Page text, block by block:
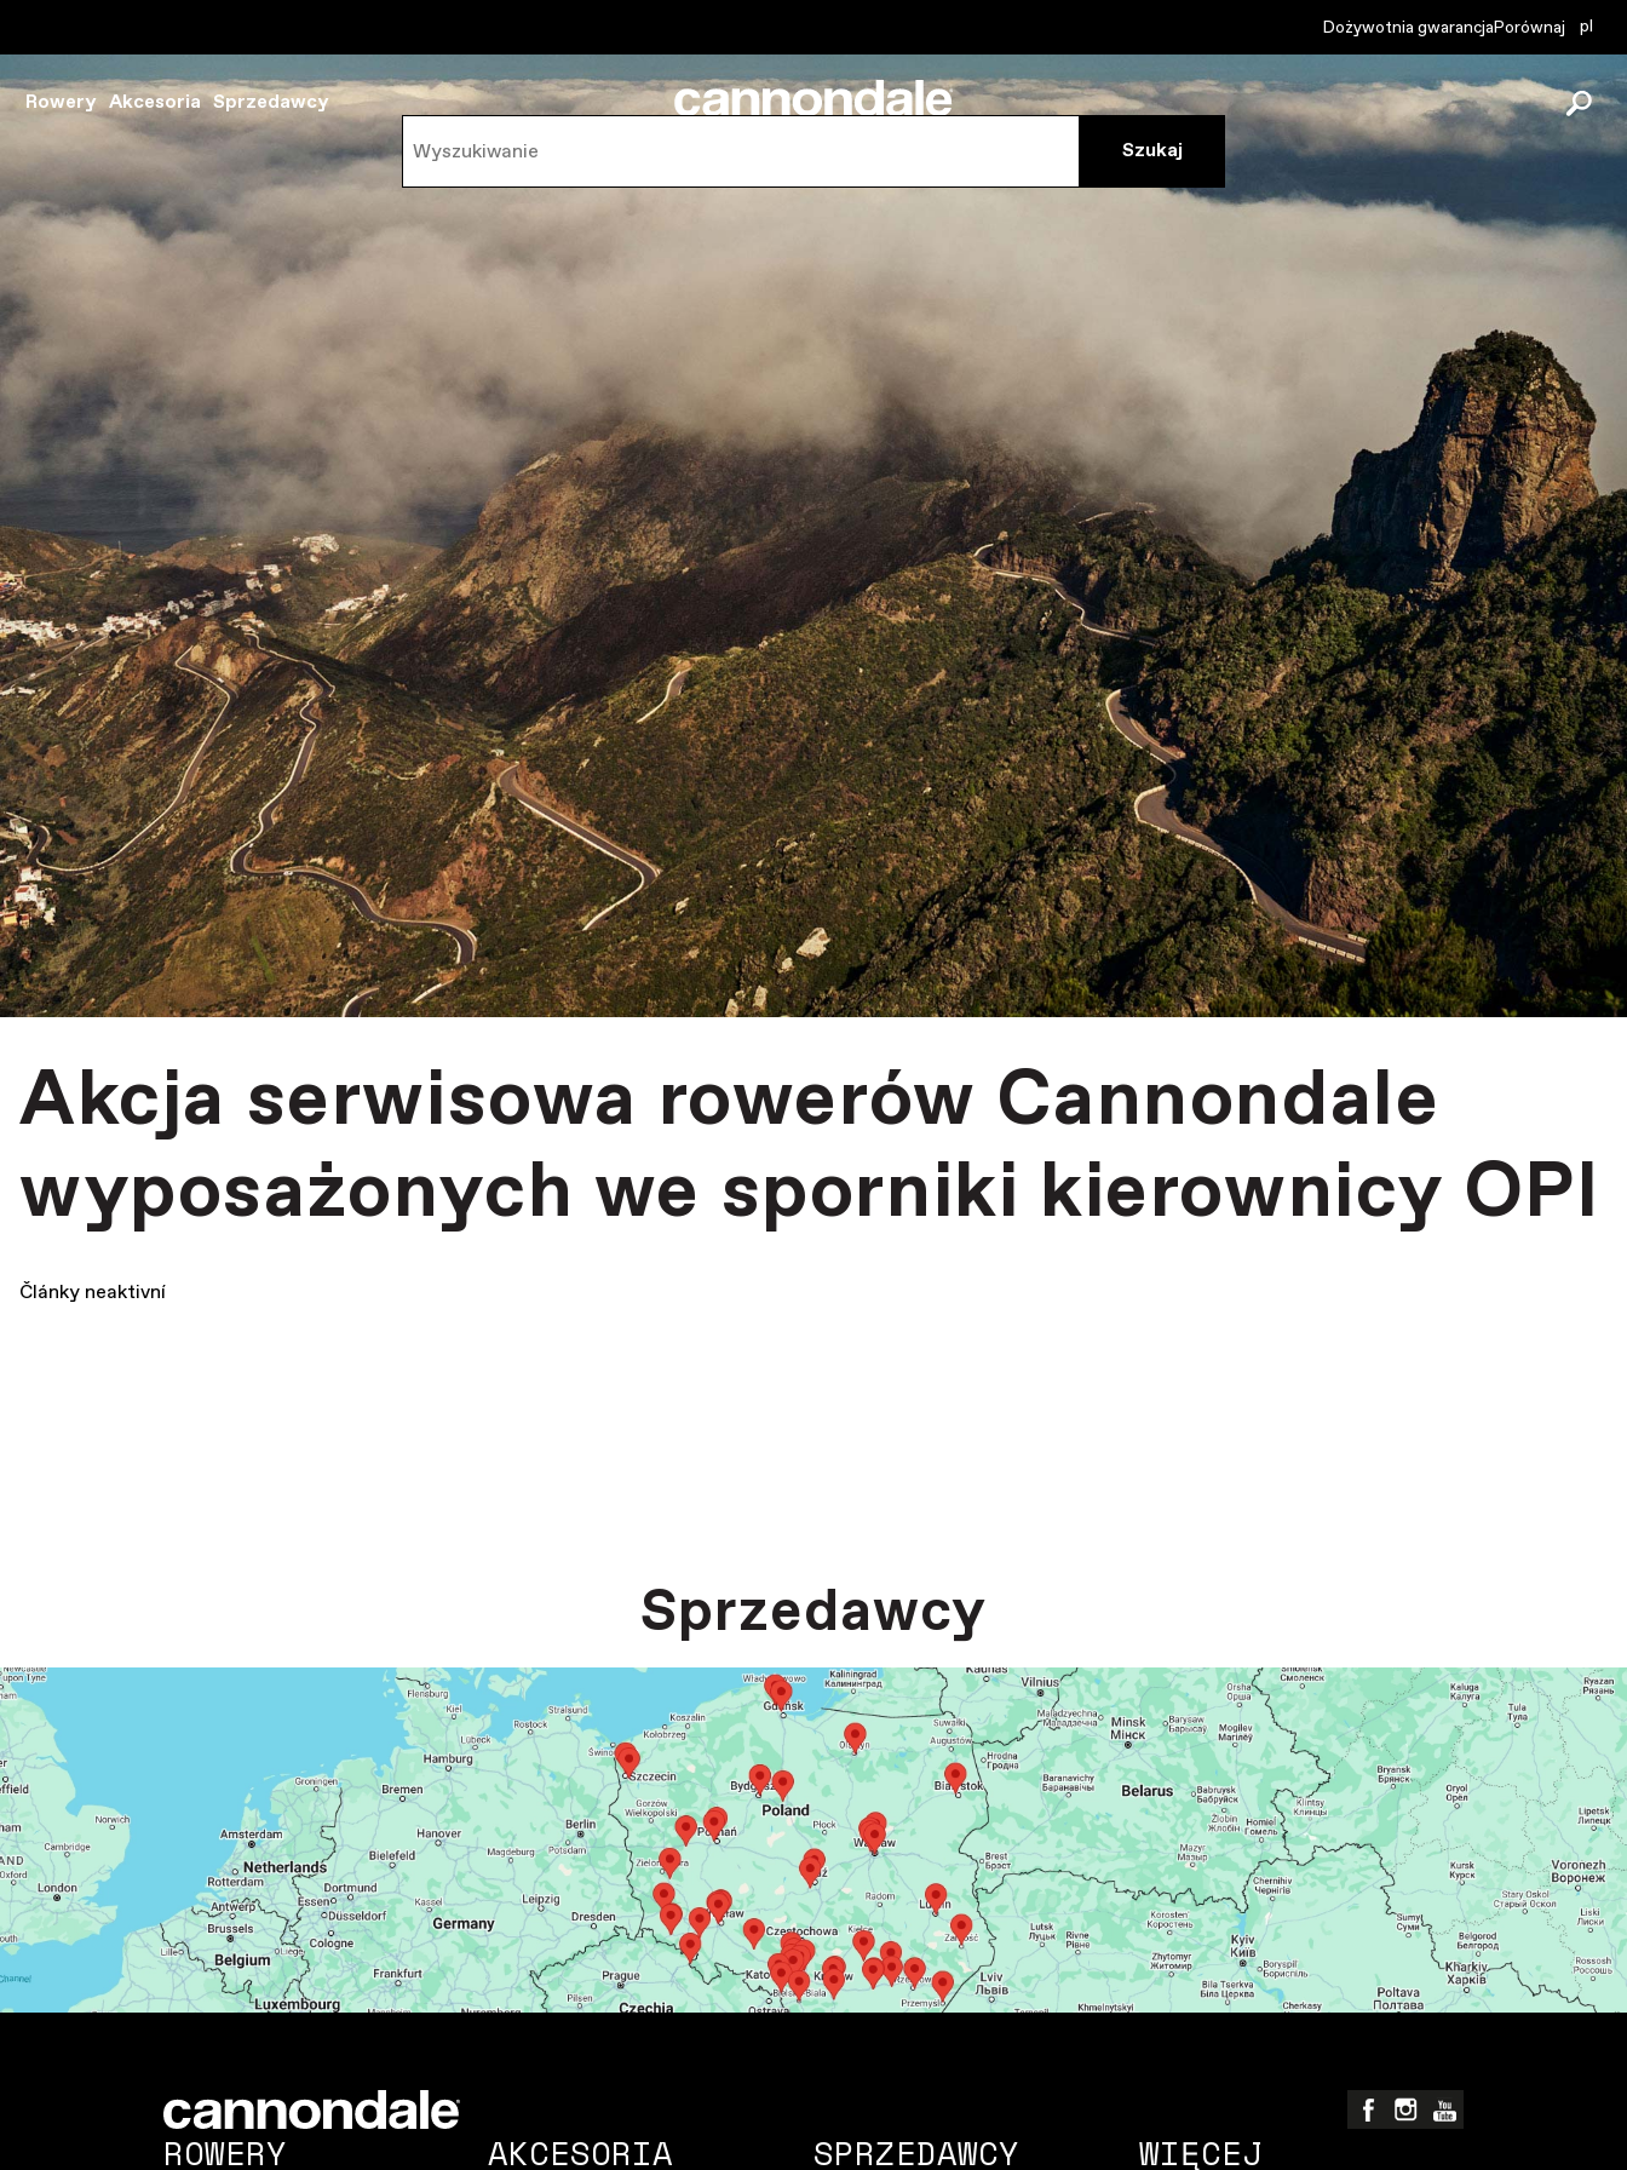
Dożywotnia gwarancjaPorównaj pl
Rowery Akcesoria Sprzedawcy
Akcja serwisowa rowerów Cannondale
wyposażonych we sporniki kierownicy OPI
Články neaktivní
Sprzedawcy
ROWERY AKCESORIA SPRZEDAWCY WIĘCEJ